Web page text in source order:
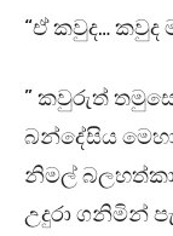
“ඒ කවුද… කවුද
” කවුරුත්
බන්දේසිය
නිමල්
උදුරා ගනිමින්